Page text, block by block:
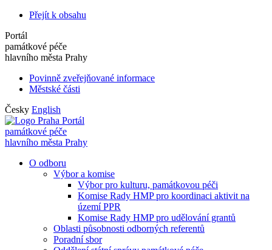
Přejít k obsahu
Portál
památkové péče
hlavního města Prahy
Povinně zveřejňované informace
Městské části
Česky English
Portál
památkové péče
hlavního města Prahy
O odboru
Výbor a komise
Výbor pro kulturu, památkovou péči
Komise Rady HMP pro koordinaci aktivit na
území PPR
Komise Rady HMP pro udělování grantů
Oblasti působnosti odborných referentů
Poradní sbor